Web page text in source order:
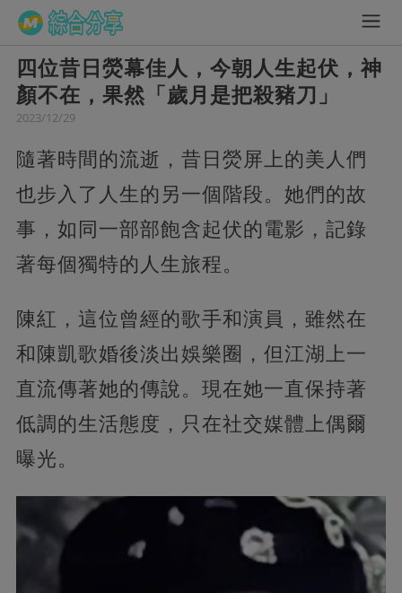
四位昔日熒幕佳人，今朝人生起伏，神
顏不在，果然「歲月是把殺豬刀」
2023/12/29
隨著時間的流逝，昔日熒屏上的美人們
也步入了人生的另一個階段。她們的故
事，如同一部部飽含起伏的電影，記錄
著每個獨特的人生旅程。
陳紅，這位曾經的歌手和演員，雖然在
和陳凱歌婚後淡出娛樂圈，但江湖上一
直流傳著她的傳說。現在她一直保持著
低調的生活態度，只在社交媒體上偶爾
曝光。